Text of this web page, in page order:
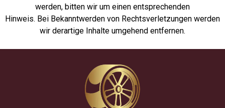
werden, bitten wir um einen entsprechenden
Hinweis. Bei Bekanntwerden von Rechtsverletzungen werden
wir derartige Inhalte umgehend entfernen.